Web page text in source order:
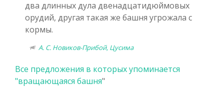
два длинных дула двенадцатидюймовых
орудий, другая такая же башня угрожала с
кормы.
А. С. Новиков-Прибой, Цусима
Все предложения в которых упоминается
"вращающаяся башня"